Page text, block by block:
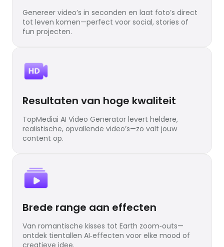
Genereer video’s in seconden en laat foto’s direct
tot leven komen—perfect voor social, stories of
fun projecten.
Resultaten van hoge kwaliteit
TopMediai AI Video Generator levert heldere,
realistische, opvallende video’s—zo valt jouw
content op.
Brede range aan effecten
Van romantische kisses tot Earth zoom‑outs—
ontdek tientallen AI‑effecten voor elke mood of
creatieve idee.